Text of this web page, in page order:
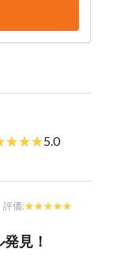
5.0
評価:
見！